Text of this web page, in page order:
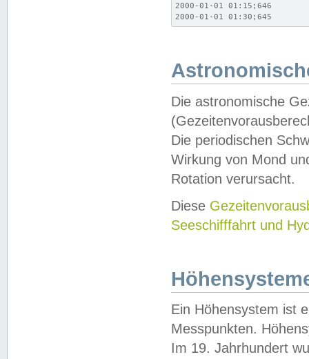
2000-01-01 01:15;646
2000-01-01 01:30;645
Die astronomische
Die periodischen
Wirkung von Mond
Rotation verursacht.
Diese
Seeschifffahrt und
Ein Höhensystem ist
Messpunkten.
Im 19. Jahrhundert